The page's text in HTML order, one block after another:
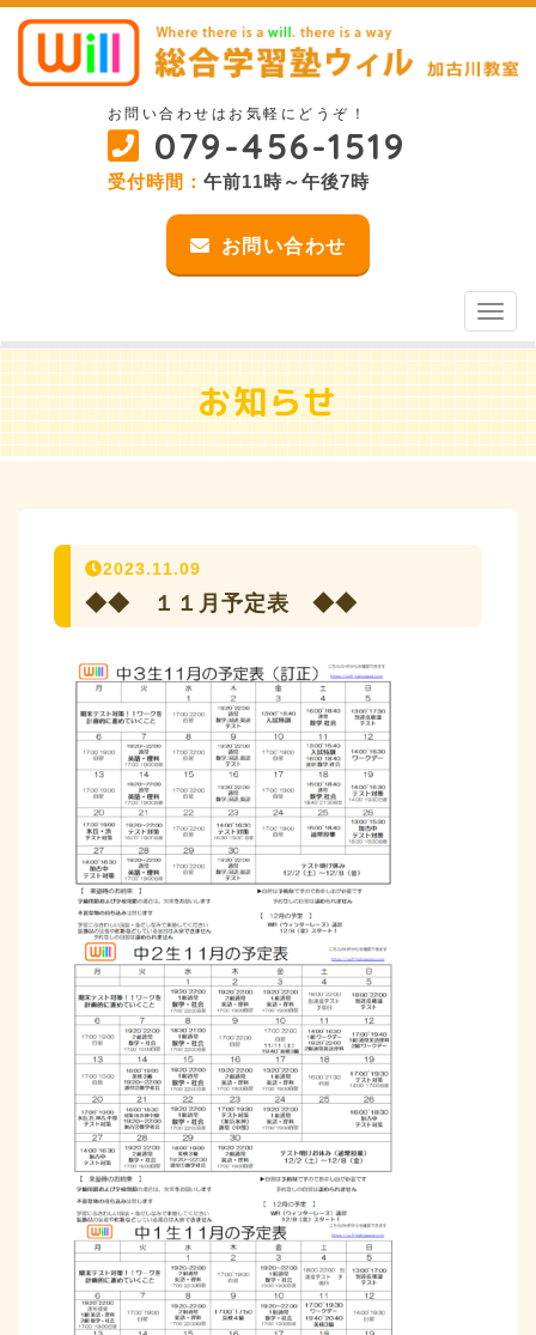
お問い合わせはお気軽にどうぞ！
079-456-1519
受付時間： 午前11時～午後7時
お問い合わせ
お知らせ
2023.11.09
◆◆ １１月予定表 ◆◆